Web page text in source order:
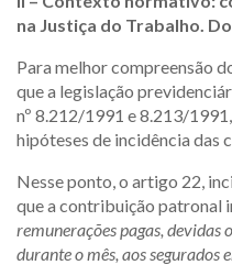
na Justiça do Trabalho.
Para melhor compreensão
que a legislação
nº 8.212/1991 e 8.213/
hipóteses de incidência das
Nesse ponto, o artigo 22,
que a contribuição patronal
remunerações pagas,
durante o mês, aos segurados